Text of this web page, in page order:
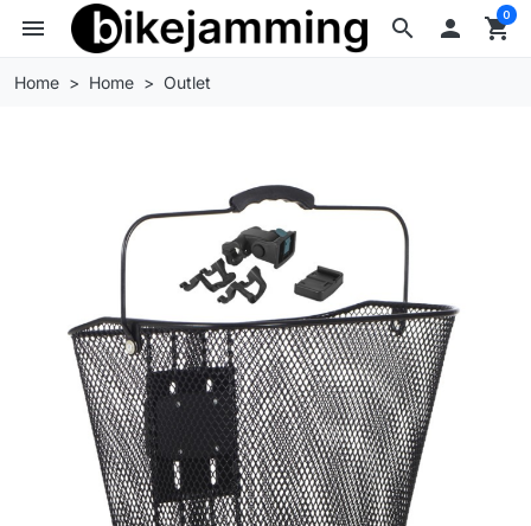
search
menu  shopping_cart
0
Home Home Outlet